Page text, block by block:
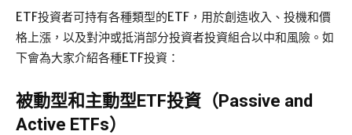
ETF投資者可持有各種類型的ETF，用於創造收入、投機和價
格上漲，以及對沖或抵消部分投資者投資組合以中和風險。如
下會為大家介紹各種ETF投資：
被動型和主動型ETF投資（Passive and
Active ETFs）